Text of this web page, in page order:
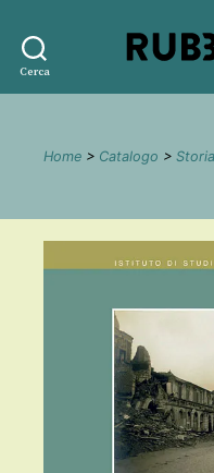
Cerca
Home > Catalogo > Storia